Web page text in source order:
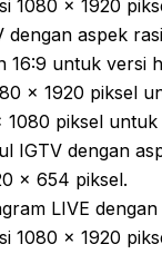
1080 x 1920
dengan aspek
16:9 untuk versi
x 1920 piksel
1080 piksel
IGTV dengan
x 654 piksel.
LIVE
1080 x 1920